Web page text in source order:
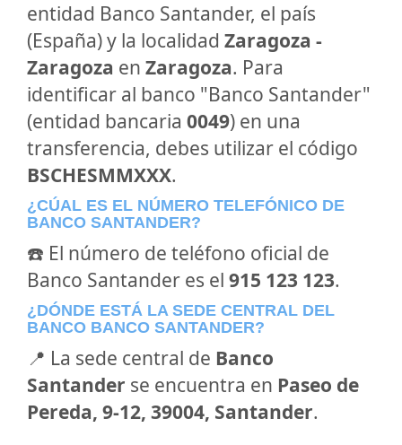
entidad Banco Santander, el país
(España) y la localidad Zaragoza -
Zaragoza en Zaragoza. Para
identificar al banco "Banco Santander"
(entidad bancaria 0049) en una
transferencia, debes utilizar el código
BSCHESMMXXX.
¿CÚAL ES EL NÚMERO TELEFÓNICO DE
BANCO SANTANDER?
☎️ El número de teléfono oficial de
Banco Santander es el 915 123 123.
¿DÓNDE ESTÁ LA SEDE CENTRAL DEL
BANCO BANCO SANTANDER?
📍 La sede central de Banco
Santander se encuentra en Paseo de
Pereda, 9-12, 39004, Santander.